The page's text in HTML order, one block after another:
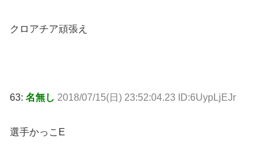
クロアチア頑張え
63: 名無し 2018/07/15(日) 23:52:04.23 ID:6UypLjEJr
選手かっこE